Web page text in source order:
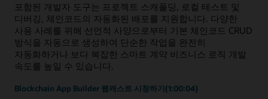
포함된 개발자 도구는 프로젝트 스캐폴딩, 로컬 테스트 및
디버깅, 체인코드의 자동화된 배포를 지원합니다. 다양한
사용 사례를 위해 선언적 사양으로부터 기본 체인코드 CRUD
방식을 자동으로 생성하여 단순한 작업을 완전히
자동화하거나 보다 복잡한 스마트 계약 비즈니스 로직 개발
속도를 높일 수 있습니다.
Blockchain App Builder 웹캐스트 시청하기(1:00:04)